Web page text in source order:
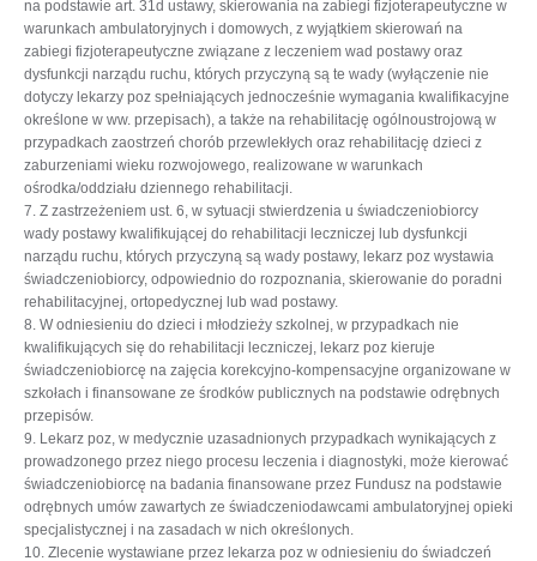
na podstawie art. 31d ustawy, skierowania na zabiegi fizjoterapeutyczne w
warunkach ambulatoryjnych i domowych, z wyjątkiem skierowań na
zabiegi fizjoterapeutyczne związane z leczeniem wad postawy oraz
dysfunkcji narządu ruchu, których przyczyną są te wady (wyłączenie nie
dotyczy lekarzy poz spełniających jednocześnie wymagania kwalifikacyjne
określone w ww. przepisach), a także na rehabilitację ogólnoustrojową w
przypadkach zaostrzeń chorób przewlekłych oraz rehabilitację dzieci z
zaburzeniami wieku rozwojowego, realizowane w warunkach
ośrodka/oddziału dziennego rehabilitacji.
7. Z zastrzeżeniem ust. 6, w sytuacji stwierdzenia u świadczeniobiorcy
wady postawy kwalifikującej do rehabilitacji leczniczej lub dysfunkcji
narządu ruchu, których przyczyną są wady postawy, lekarz poz wystawia
świadczeniobiorcy, odpowiednio do rozpoznania, skierowanie do poradni
rehabilitacyjnej, ortopedycznej lub wad postawy.
8. W odniesieniu do dzieci i młodzieży szkolnej, w przypadkach nie
kwalifikujących się do rehabilitacji leczniczej, lekarz poz kieruje
świadczeniobiorcę na zajęcia korekcyjno-kompensacyjne organizowane w
szkołach i finansowane ze środków publicznych na podstawie odrębnych
przepisów.
9. Lekarz poz, w medycznie uzasadnionych przypadkach wynikających z
prowadzonego przez niego procesu leczenia i diagnostyki, może kierować
świadczeniobiorcę na badania finansowane przez Fundusz na podstawie
odrębnych umów zawartych ze świadczeniodawcami ambulatoryjnej opieki
specjalistycznej i na zasadach w nich określonych.
10. Zlecenie wystawiane przez lekarza poz w odniesieniu do świadczeń